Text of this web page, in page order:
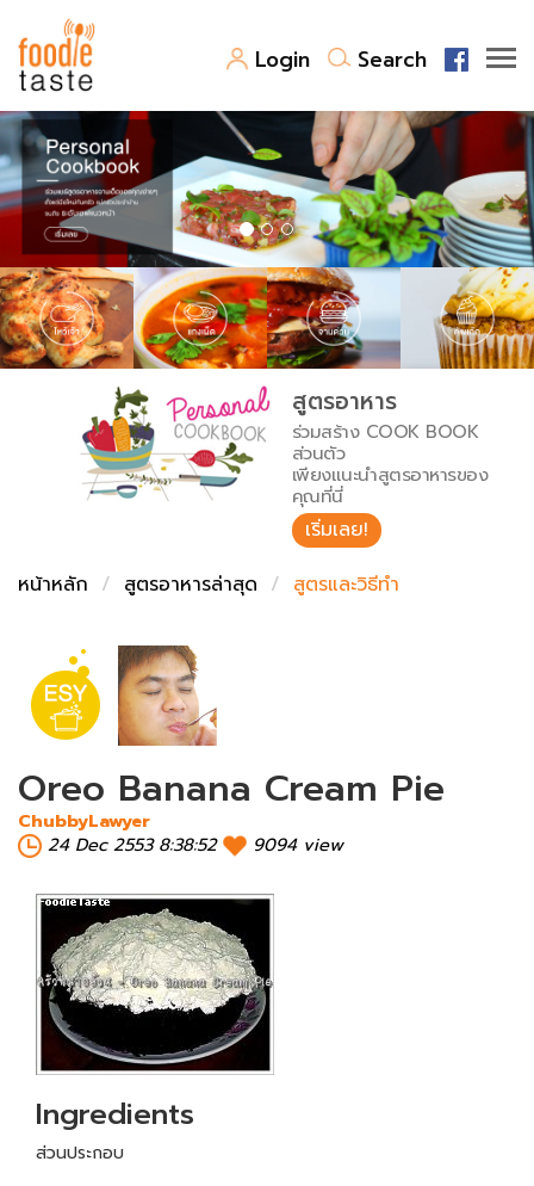
Login Search
สูตรอาหาร
สูตรอาหารล่าสุด
Top Foodie
พาไปชิม
สารพันก้นครัว
เคล็ดลับน่ารู้
เปรียบเทียบหน่วยการตวง
เปรียบเทียบอุณหภูมิ
เปรียบเทียบน้ำหนักวัตถุดิบ
FoodPedia
สร้าง Cookbook
สูตรอาหาร
ร่วมสร้าง COOK BOOK
ส่วนตัว
เพียงแนะนำสูตรอาหารของ
คุณที่นี่
เริ่มเลย!
หน้าหลัก
สูตรอาหารล่าสุด สูตรและวิธีทำ
Oreo Banana Cream Pie
ChubbyLawyer
24 Dec 2553 8:38:52
9094 view
Ingredients
ส่วนประกอบ